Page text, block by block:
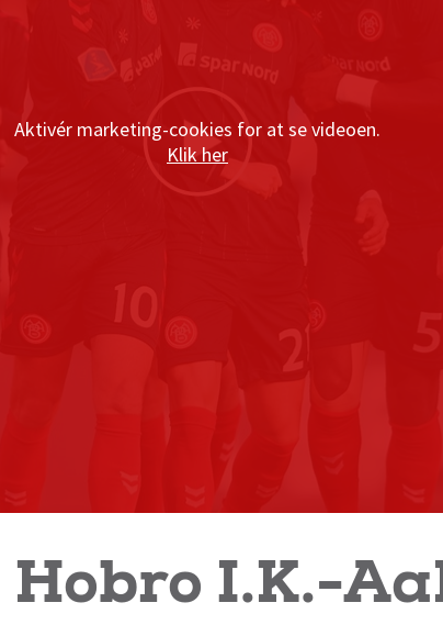
Aktivér marketing-cookies for at se videoen.
Klik her
Hobro I.K.-